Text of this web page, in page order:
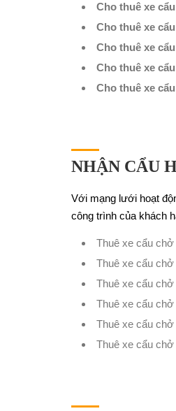
Cho thuê xe
Cho thuê xe
Cho thuê xe
Cho thuê xe
Cho thuê xe
NHẬN CẨU
Với mạng lưới hoạt
công trình của khách
Thuê xe cẩu chở
Thuê xe cẩu chở
Thuê xe cẩu chở
Thuê xe cẩu
Thuê xe cẩu
Thuê xe cẩu